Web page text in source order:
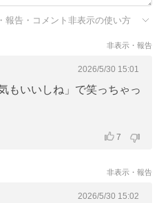
報告・コメント非表示の使い方
非表示・報告
2026/5/30 15:01
もいいしね」で笑っちゃっ
7
非表示・報告
2026/5/30 15:02